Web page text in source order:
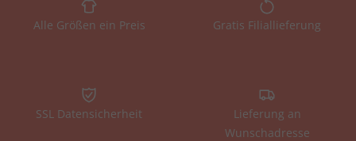
Alle Größen ein Preis Gratis Filiallieferung
SSL Datensicherheit
Lieferung an
Wunschadresse